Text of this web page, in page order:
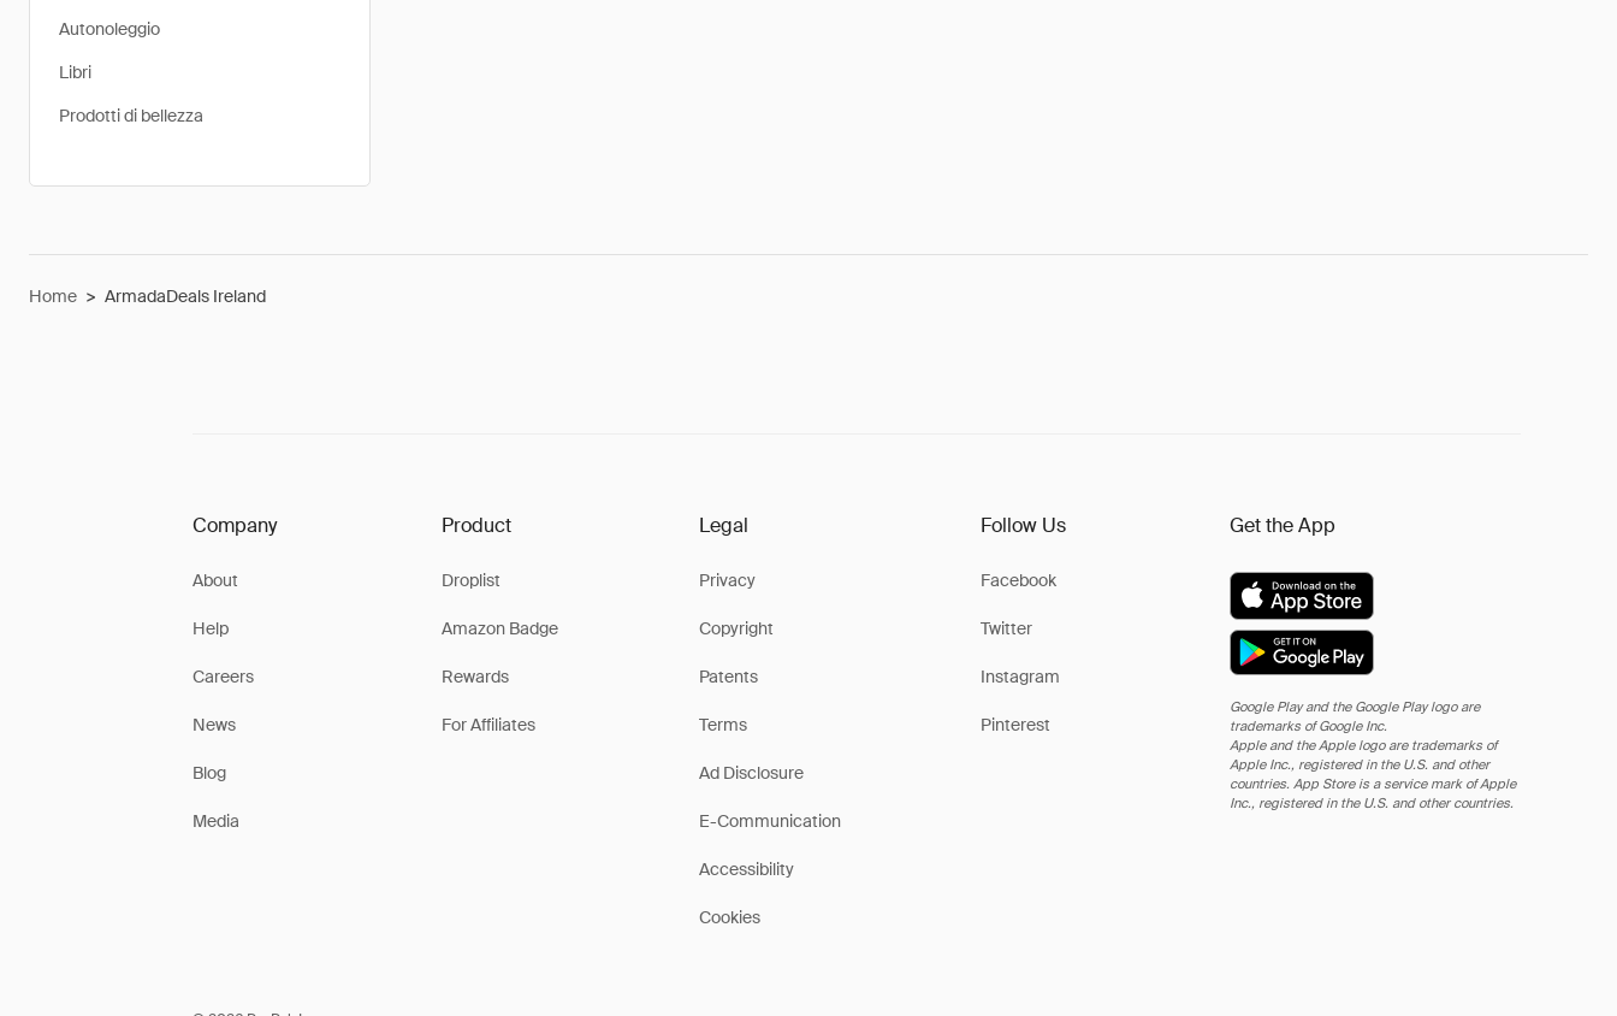
Autonoleggio
Libri
Prodotti di bellezza
Home > ArmadaDeals Ireland
Company
About
Help
Careers
News
Blog
Media
Product
Droplist
Amazon Badge
Rewards
For Affiliates
Legal
Privacy
Copyright
Patents
Terms
Ad Disclosure
E-Communication
Accessibility
Cookies
Follow Us
Facebook
Twitter
Instagram
Pinterest
Get the App
Google Play and the Google Play logo are
trademarks of Google Inc.
Apple and the Apple logo are trademarks of
Apple Inc., registered in the U.S. and other
countries. App Store is a service mark of Apple
Inc., registered in the U.S. and other countries.